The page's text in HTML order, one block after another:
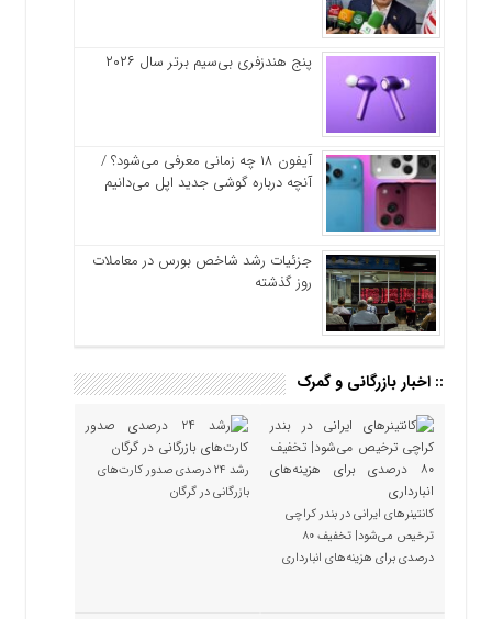
پنج هندزفری بی‌سیم برتر سال ۲۰۲۶
آیفون ۱۸ چه زمانی معرفی می‌شود؟ /
آنچه درباره گوشی جدید اپل می‌دانیم
جزئیات رشد شاخص بورس در معاملات
روز گذشته
:: اخبار بازرگانی و گمرک
کانتینرهای ایرانی در بندر کراچی
ترخیص می‌شود| تخفیف ۸۰
درصدی برای هزینه‌های انبارداری
رشد ۲۴ درصدی صدور کارت‌های
بازرگانی در گرگان